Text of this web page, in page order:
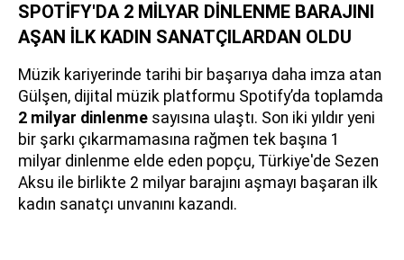
SPOTİFY'DA 2 MİLYAR DİNLENME BARAJINI
AŞAN İLK KADIN SANATÇILARDAN OLDU
Müzik kariyerinde tarihi bir başarıya daha imza atan
Gülşen, dijital müzik platformu Spotify’da toplamda
2 milyar dinlenme sayısına ulaştı. Son iki yıldır yeni
bir şarkı çıkarmamasına rağmen tek başına 1
milyar dinlenme elde eden popçu, Türkiye'de Sezen
Aksu ile birlikte 2 milyar barajını aşmayı başaran ilk
kadın sanatçı unvanını kazandı.